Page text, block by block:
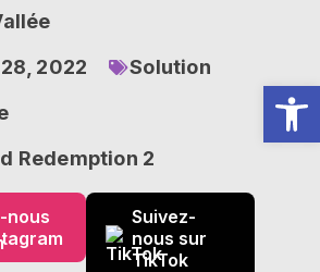
2022
Solution
Redemption 2
nous
Suivez-
nous sur
TikTok